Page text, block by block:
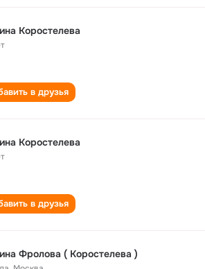
Коростелева
в друзья
Коростелева
в друзья
Фролова ( Коростелева )